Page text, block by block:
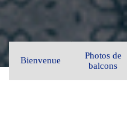
Bienvenue
Photos de
balcons